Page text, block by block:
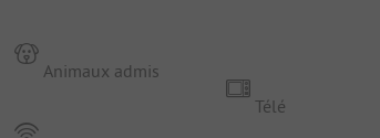
Animaux admis
Télé